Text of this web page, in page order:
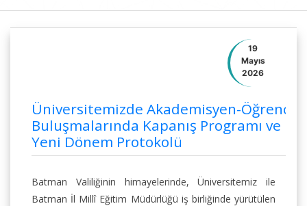
19
Mayıs
2026
Üniversitemizde Akademisyen-Öğrenci
Buluşmalarında Kapanış Programı ve
Yeni Dönem Protokolü
Batman Valiliğinin himayelerinde, Üniversitemiz ile
Batman İl Millî Eğitim Müdürlüğü iş birliğinde yürütülen